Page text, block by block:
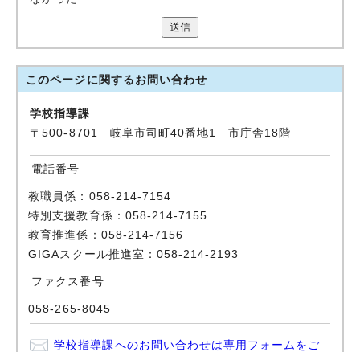
送信
このページに関する お問い合わせ
学校指導課
〒500-8701 岐阜市司町40番地1 市庁舎18階
電話番号
教職員係：058-214-7154
特別支援教育係：058-214-7155
教育推進係：058-214-7156
GIGAスクール推進室：058-214-2193
ファクス番号
058-265-8045
学校指導課へのお問い合わせは専用フォームをご